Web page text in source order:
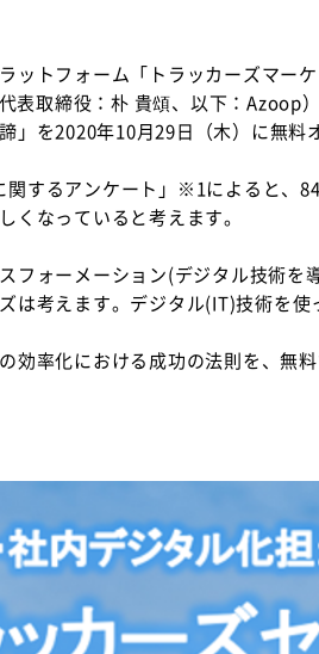
ットフォーム「トラッカーズマー
表取締役：朴 貴頌、以下：Azoop
」を2020年10月29日（木）に無料
関するアンケート」※1によると、
くなっていると考えます。
フォーメーション(デジタル技術
は考えます。デジタル(IT)技術を
効率化における成功の法則を、無